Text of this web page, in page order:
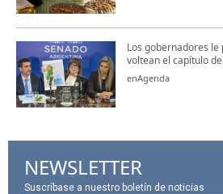
Los gobernadores
voltean el capítulo
enAgenda
NEWSLETTER
Suscríbase a nuestro boletín de noticias